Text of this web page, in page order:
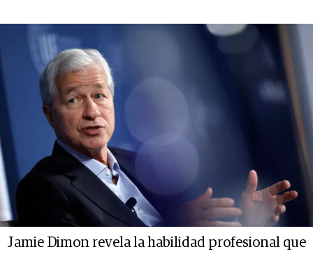
Jamie Dimon revela la habilidad profesional que